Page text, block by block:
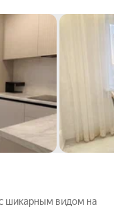
шикарным видом на